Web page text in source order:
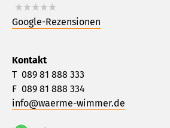
Google-Rezensionen
Kontakt
T 089 81 888 333
F 089 81 888 334
info@waerme-wimmer.de